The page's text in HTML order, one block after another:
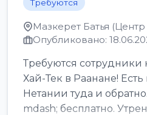
Требуются
Мазкерет Батья
Опубликовано:
Требуются сотрудники
Хай-Тек в Раанане!
Нетании туда и
mdash; бесплатно.